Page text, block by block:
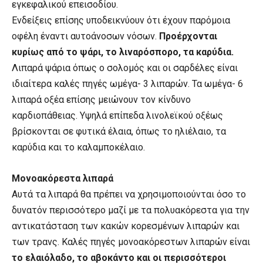
εγκεφαλικού επεισοδίου.
Ενδείξεις επίσης υποδεικνύουν ότι έχουν παρόμοια
οφέλη έναντι αυτοάνοσων νόσων. Προέρχονται
κυρίως από το ψάρι, το λιναρόσπορο, τα καρύδια.
Λιπαρά ψάρια όπως ο σολομός και οι σαρδέλες είναι
ιδιαίτερα καλές πηγές ωμέγα- 3 λιπαρών. Τα ωμέγα- 6
λιπαρά οξέα επίσης μειώνουν τον κίνδυνο
καρδιοπάθειας. Υψηλά επίπεδα λινολεϊκού οξέως
βρίσκονται σε φυτικά έλαια, όπως το ηλιέλαιο, τα
καρύδια και το καλαμποκέλαιο.
Μονοακόρεστα λιπαρά
Αυτά τα λιπαρά θα πρέπει να χρησιμοποιούνται όσο το
δυνατόν περισσότερο μαζί με τα πολυακόρεστα για την
αντικατάσταση των κακών κορεσμένων λιπαρών και
των τρανς. Καλές πηγές μονοακόρεστων λιπαρών είναι
το ελαιόλαδο, το αβοκάντο και οι περισσότεροι